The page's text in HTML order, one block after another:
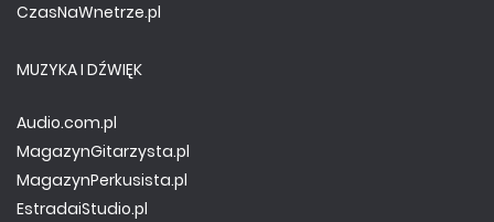
CzasNaWnetrze.pl
MUZYKA I DŹWIĘK
Audio.com.pl
MagazynGitarzysta.pl
MagazynPerkusista.pl
EstradaiStudio.pl